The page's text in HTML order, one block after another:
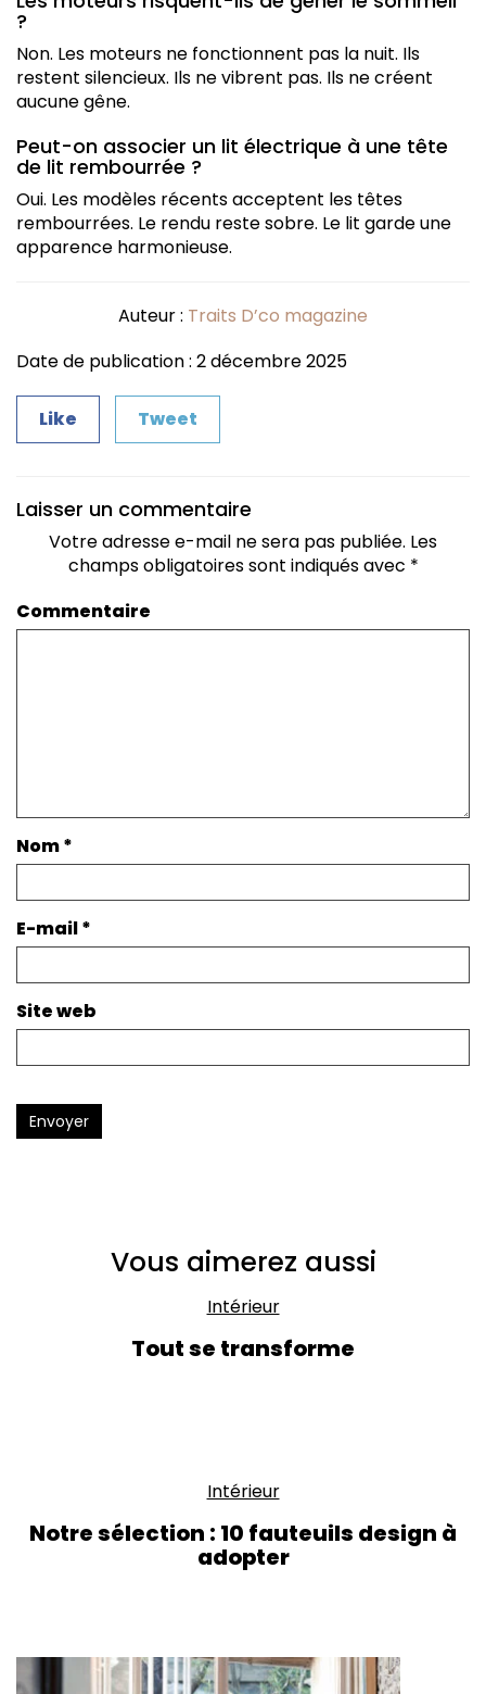
?
Non. Les moteurs ne fonctionnent pas la nuit. Ils
restent silencieux. Ils ne vibrent pas. Ils ne créent
aucune gêne.
Peut-on associer un lit électrique à une tête
de lit rembourrée ?
Oui. Les modèles récents acceptent les têtes
rembourrées. Le rendu reste sobre. Le lit garde une
apparence harmonieuse.
Auteur : Traits D’co magazine
Date de publication : 2 décembre 2025
Like Tweet
Laisser un commentaire
Votre adresse e-mail ne sera pas publiée. Les
champs obligatoires sont indiqués avec *
Commentaire
Nom*
E-mail*
Site web
Envoyer
Vous aimerez aussi
Intérieur
Tout se transforme
Intérieur
Notre sélection : 10 fauteuils design à
adopter